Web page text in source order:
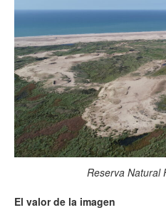
Reserva Natural
El valor de la imagen